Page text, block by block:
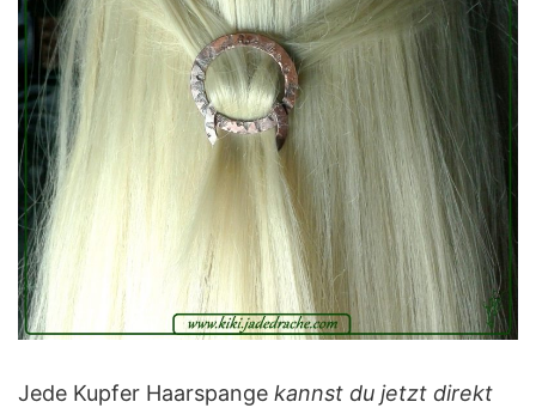
Jede Kupfer Haarspange kannst du jetzt direkt